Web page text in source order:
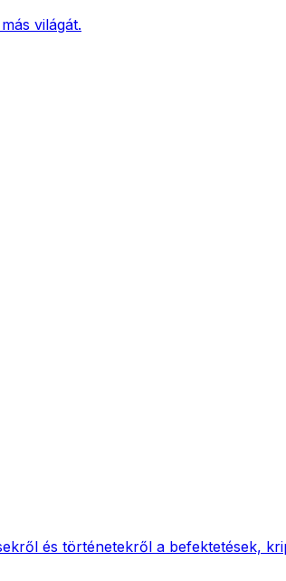
világát.
és történetekről a befektetések,